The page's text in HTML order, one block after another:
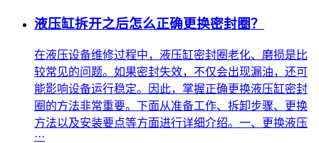
液压缸拆开之后怎么正确更换密封圈？
在液压设备维修过程中，液压缸密封圈老化、磨损是比
较常见的问题。如果密封失效，不仅会出现漏油，还可
能影响设备运行稳定。因此，掌握正确更换液压缸密封
圈的方法非常重要。下面从准备工作、拆卸步骤、更换
方法以及安装要点等方面进行详细介绍。一、更换液压
···